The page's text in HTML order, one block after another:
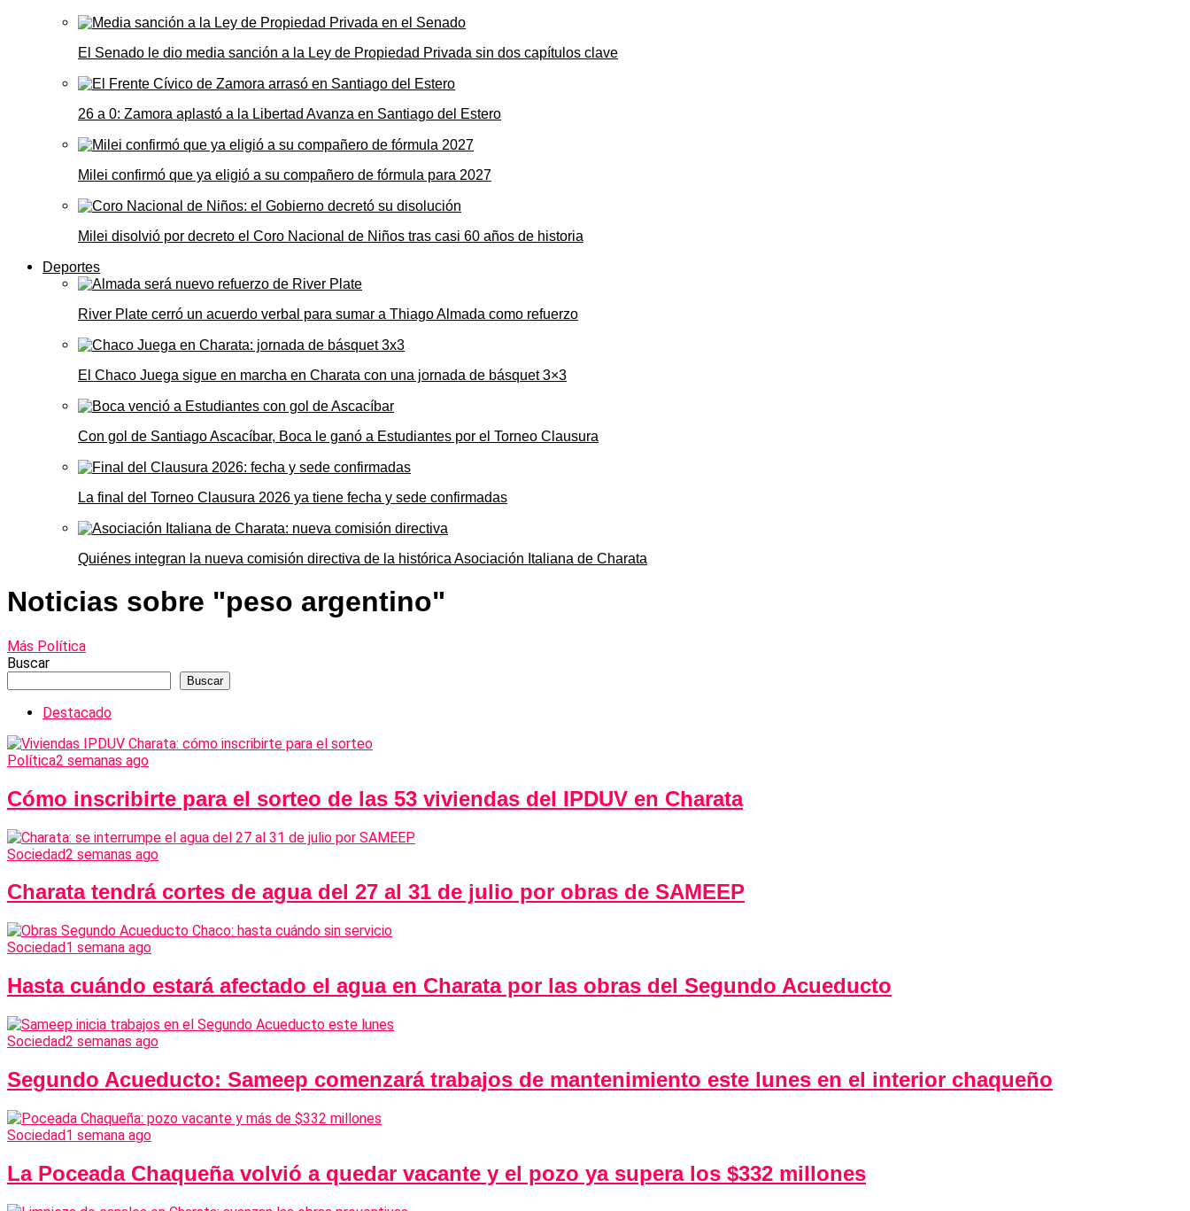
El Senado le dio media sanción a la Ley de Propiedad Privada sin dos capítulos clave
26 a 0: Zamora aplastó a la Libertad Avanza en Santiago del Estero
Milei confirmó que ya eligió a su compañero de fórmula para 2027
Milei disolvió por decreto el Coro Nacional de Niños tras casi 60 años de historia
Deportes
River Plate cerró un acuerdo verbal para sumar a Thiago Almada como refuerzo
El Chaco Juega sigue en marcha en Charata con una jornada de básquet 3×3
Con gol de Santiago Ascacíbar, Boca le ganó a Estudiantes por el Torneo Clausura
La final del Torneo Clausura 2026 ya tiene fecha y sede confirmadas
Quiénes integran la nueva comisión directiva de la histórica Asociación Italiana de Charata
Noticias sobre "peso argentino"
Más Política
Buscar
Buscar
Destacado
Política2 semanas ago
Cómo inscribirte para el sorteo de las 53 viviendas del IPDUV en Charata
Sociedad2 semanas ago
Charata tendrá cortes de agua del 27 al 31 de julio por obras de SAMEEP
Sociedad1 semana ago
Hasta cuándo estará afectado el agua en Charata por las obras del Segundo Acueducto
Sociedad2 semanas ago
Segundo Acueducto: Sameep comenzará trabajos de mantenimiento este lunes en el interior chaqueño
Sociedad1 semana ago
La Poceada Chaqueña volvió a quedar vacante y el pozo ya supera los $332 millones